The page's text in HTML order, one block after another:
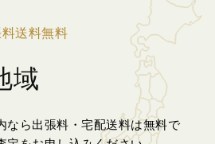
送料無料
域
なら出張料・宅配送料は無料で